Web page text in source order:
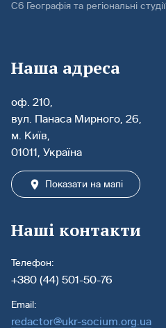
С6 Географія та регіональні студії
Наша адреса
оф. 210,
вул. Панаса Мирного, 26,
м. Київ,
01011, Україна
Показати на мапі
Наші контакти
Телефон:
+380 (44) 501-50-76
Email:
redactor@ukr-socium.org.ua